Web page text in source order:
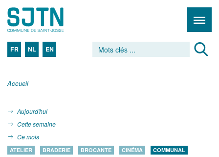
FR NL EN
Accueil
Aujourd'hui
Cette semaine
Ce mois
ATELIER BRADERIE BROCANTE CINÉMA
COMMUNAL